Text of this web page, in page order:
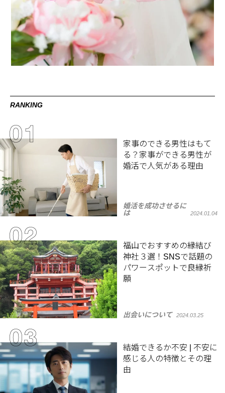
RANKING
家事のできる男性はもて
る？家事ができる男性が
婚活で人気がある理由
婚活を成功させるに
は
2024.01.04
福山でおすすめの縁結び
神社３選！SNSで話題の
パワースポットで良縁祈
願
出会いについて 2024.03.25
結婚できるか不安 | 不安に
感じる人の特徴とその理
由